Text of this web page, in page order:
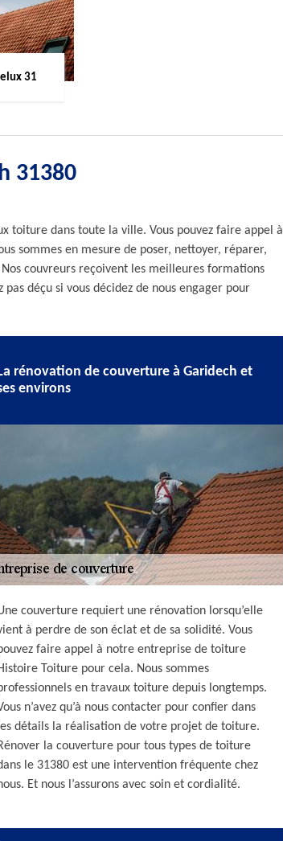
31
31380
toiture dans toute la ville. Vous pouvez faire appel à
sommes en mesure de poser, nettoyer, réparer,
couvreurs reçoivent les meilleures formations
déçu si vous décidez de nous engager pour
rénovation de couverture à Garidech et
environs
couverture requiert une rénovation lorsqu’elle
à perdre de son éclat et de sa solidité. Vous
faire appel à notre entreprise de toiture
Toiture pour cela. Nous sommes
en travaux toiture depuis longtemps.
n’avez qu’à nous contacter pour confier dans
les détails la réalisation de votre projet de toiture.
la couverture pour tous types de toiture
le 31380 est une intervention fréquente chez
Et nous l’assurons avec soin et cordialité.